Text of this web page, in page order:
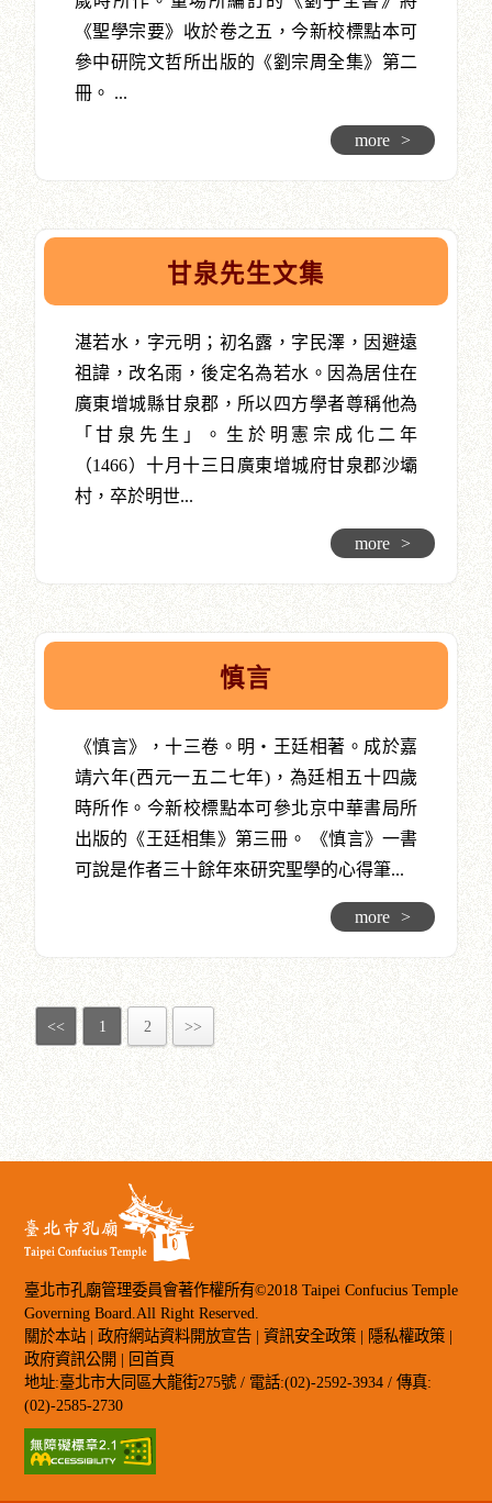
《聖學宗要》收於卷之五，今新校標點本可
參中研院文哲所出版的《劉宗周全集》第二
冊。 ...
more >
甘泉先生文集
湛若水，字元明；初名露，字民澤，因避遠
祖諱，改名雨，後定名為若水。因為居住在
廣東增城縣甘泉郡，所以四方學者尊稱他為
「甘泉先生」。生於明憲宗成化二年
（1466）十月十三日廣東增城府甘泉郡沙壩
村，卒於明世...
more >
慎言
《慎言》，十三卷。明‧王廷相著。成於嘉
靖六年(西元一五二七年)，為廷相五十四歲
時所作。今新校標點本可參北京中華書局所
出版的《王廷相集》第三冊。 《慎言》一書
可說是作者三十餘年來研究聖學的心得筆...
more >
<< 1 2 >>
臺北市孔廟管理委員會著作權所有©2018 Taipei Confucius Temple
Governing Board.All Right Reserved.
關於本站 |政府網站資料開放宣告 |資訊安全政策 | 隱私權政策 |
政府資訊公開 | 回首頁
地址:臺北市大同區大龍街275號 / 電話:(02)-2592-3934 / 傳真:
(02)-2585-2730